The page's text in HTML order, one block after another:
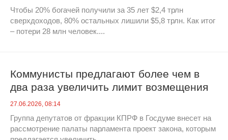
Чтобы 20% богачей получили за 35 лет $2,4 трлн
сверхдоходов, 80% остальных лишили $5,8 трлн. Как итог
– потери 28 млн человек....
Коммунисты предлагают более чем в
два раза увеличить лимит возмещения
ущерба за потерянный банковский
вклад
27.06.2026, 08:14
Группа депутатов от фракции КПРФ в Госдуме внесет на
рассмотрение палаты парламента проект закона, которым